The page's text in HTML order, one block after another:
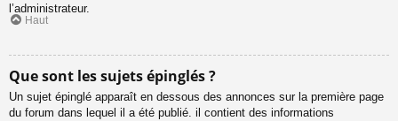
l’administrateur.
Haut
Que sont les sujets épinglés ?
Un sujet épinglé apparaît en dessous des annonces sur la première page
du forum dans lequel il a été publié. il contient des informations